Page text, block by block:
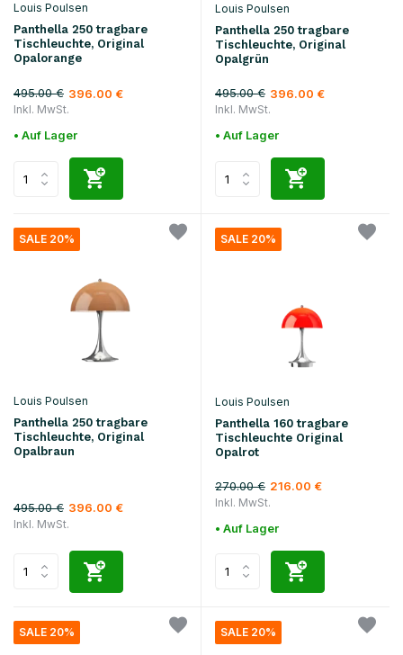
Louis Poulsen
Panthella 250 tragbare
Tischleuchte, Original
Opalorange
495.00 € 396.00 €
Inkl. MwSt.
• Auf Lager
Louis Poulsen
Panthella 250 tragbare
Tischleuchte, Original
Opalgrün
495.00 € 396.00 €
Inkl. MwSt.
• Auf Lager
SALE 20%
Louis Poulsen
Panthella 250 tragbare
Tischleuchte, Original
Opalbraun
495.00 € 396.00 €
Inkl. MwSt.
SALE 20%
Louis Poulsen
Panthella 160 tragbare
Tischleuchte Original
Opalrot
270.00 € 216.00 €
Inkl. MwSt.
• Auf Lager
SALE 20% SALE 20%